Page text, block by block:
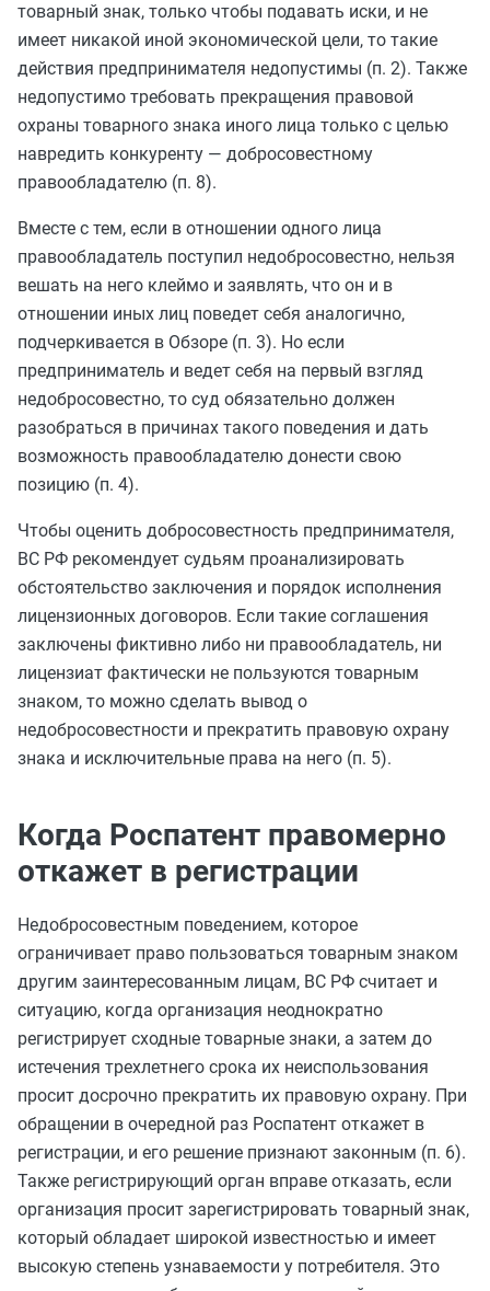
товарный знак, только чтобы подавать иски, и не
имеет никакой иной экономической цели, то такие
действия предпринимателя недопустимы (п. 2). Также
недопустимо требовать прекращения правовой
охраны товарного знака иного лица только с целью
навредить конкуренту — добросовестному
правообладателю (п. 8).
Вместе с тем, если в отношении одного лица
правообладатель поступил недобросовестно, нельзя
вешать на него клеймо и заявлять, что он и в
отношении иных лиц поведет себя аналогично,
подчеркивается в Обзоре (п. 3). Но если
предприниматель и ведет себя на первый взгляд
недобросовестно, то суд обязательно должен
разобраться в причинах такого поведения и дать
возможность правообладателю донести свою
позицию (п. 4).
Чтобы оценить добросовестность предпринимателя,
ВС РФ рекомендует судьям проанализировать
обстоятельство заключения и порядок исполнения
лицензионных договоров. Если такие соглашения
заключены фиктивно либо ни правообладатель, ни
лицензиат фактически не пользуются товарным
знаком, то можно сделать вывод о
недобросовестности и прекратить правовую охрану
знака и исключительные права на него (п. 5).
Когда Роспатент правомерно
откажет в регистрации
Недобросовестным поведением, которое
ограничивает право пользоваться товарным знаком
другим заинтересованным лицам, ВС РФ считает и
ситуацию, когда организация неоднократно
регистрирует сходные товарные знаки, а затем до
истечения трехлетнего срока их неиспользования
просит досрочно прекратить их правовую охрану. При
обращении в очередной раз Роспатент откажет в
регистрации, и его решение признают законным (п. 6).
Также регистрирующий орган вправе отказать, если
организация просит зарегистрировать товарный знак,
который обладает широкой известностью и имеет
высокую степень узнаваемости у потребителя. Это